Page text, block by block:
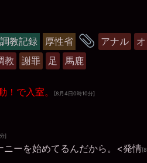
教記録 厚性省
タ
アナル
教 謝罪 足 馬鹿
！で入室。 [8月4日0時10分]
]
ーを始めてるんだから。<発情